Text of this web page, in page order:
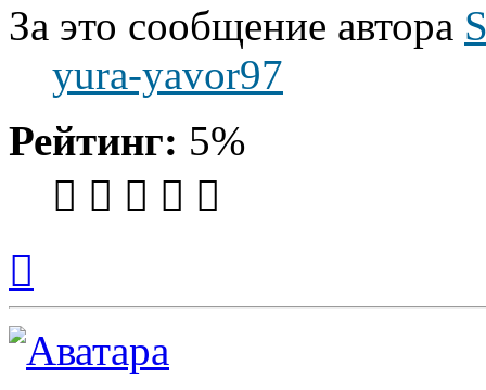
За это сообщение автора
yura-yavor97
Рейтинг: 5%
началу